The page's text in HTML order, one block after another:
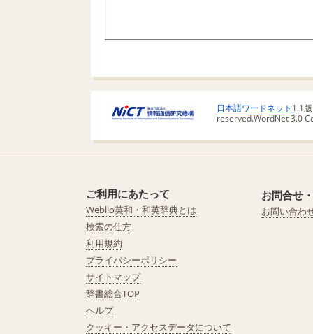
日本語ワードネット 1.1
reserved.WordNet 3.0
ご利用にあたって
Weblio英和・和英辞典とは
検索の仕方
利用規約
プライバシーポリシー
サイトマップ
辞書総合TOP
ヘルプ
クッキー・アクセスデータについて
お問合せ
お問い合わ